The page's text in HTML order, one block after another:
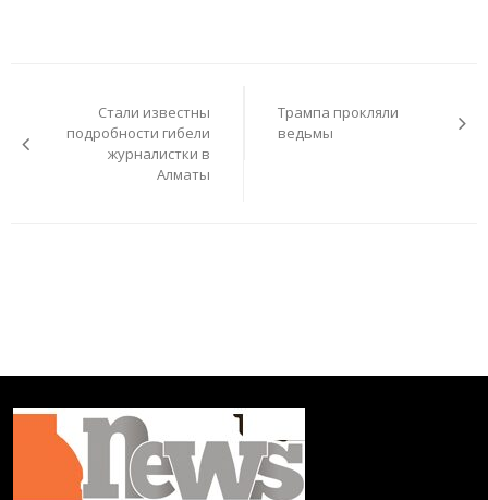
Стали известны
подробности гибели
журналистки в
Алматы
Трампа прокляли
ведьмы